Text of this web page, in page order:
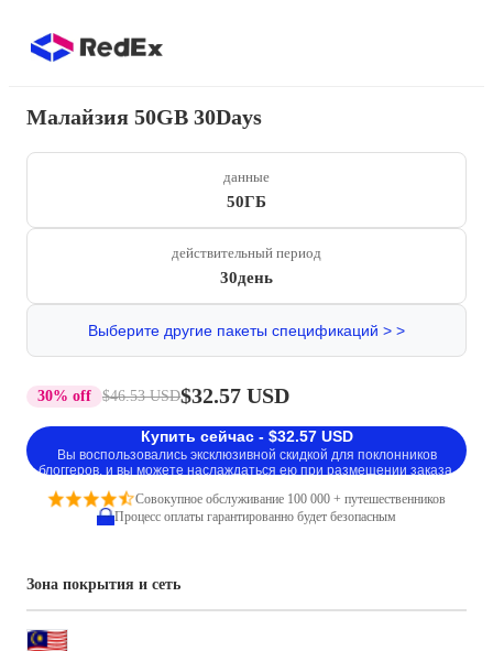
Малайзия 50GB 30Days
данные
50ГБ
действительный период
30день
Выберите другие пакеты спецификаций > >
30% off $46.53 USD$32.57 USD
Купить сейчас - $32.57 USD
Вы воспользовались эксклюзивной скидкой для поклонников
блоггеров, и вы можете наслаждаться ею при размещении заказа.
Совокупное обслуживание 100 000 + путешественников
Процесс оплаты гарантированно будет безопасным
Зона покрытия и сеть